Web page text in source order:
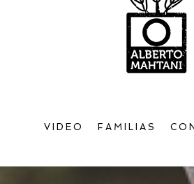
VIDEO FAMILIAS